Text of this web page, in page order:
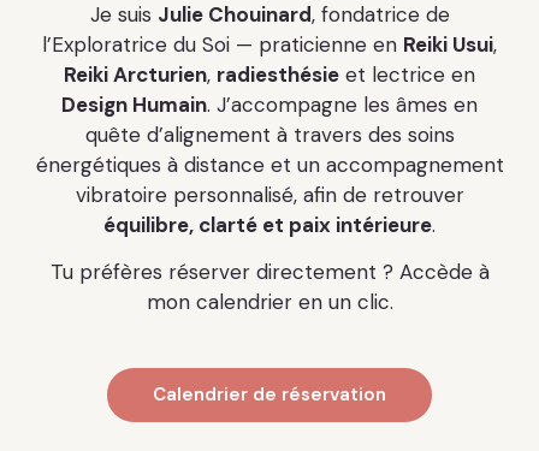
Je suis Julie Chouinard, fondatrice de
l’Exploratrice du Soi — praticienne en Reiki Usui,
Reiki Arcturien, radiesthésie et lectrice en
Design Humain. J’accompagne les âmes en
quête d’alignement à travers des soins
énergétiques à distance et un accompagnement
vibratoire personnalisé, afin de retrouver
équilibre, clarté et paix intérieure.
Tu préfères réserver directement ? Accède à
mon calendrier en un clic.
Calendrier de réservation